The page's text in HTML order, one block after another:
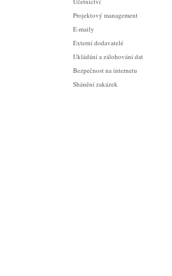
Projektový management
E-maily
Externí dodavatelé
Ukládání a zálohování dat
Bezpečnost na internetu
Shánění zakázek